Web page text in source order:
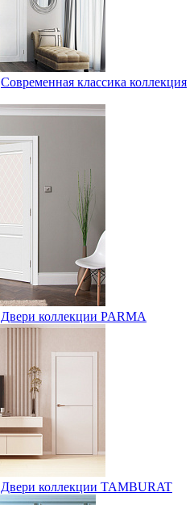
Современная классика коллекция
Двери коллекции PARMA
Двери коллекции TAMBURAT